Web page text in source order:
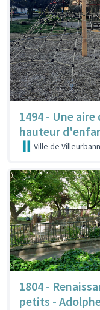
1494 - Une
hauteur
Ville de
1804 -
petits -